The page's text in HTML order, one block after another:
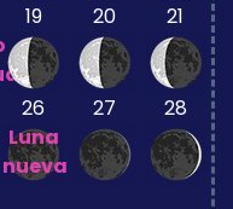
19 20 21
26
Luna
nueva
27 28